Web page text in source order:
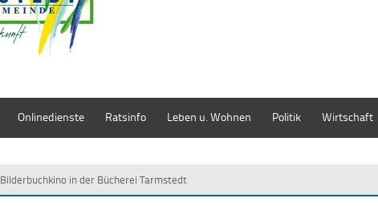
Onlinedienste Ratsinfo Leben u. Wohnen Politik Wirtschaft
Bilderbuchkino in der Bücherei Tarmstedt